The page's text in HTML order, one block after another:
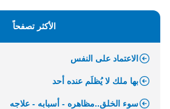
الأكثر تصفحاً
الاعتماد على النفس
بها ملك لا يُظلَم عنده أحد
سوء الخلق..مظاهره - أسبابه - علاجه